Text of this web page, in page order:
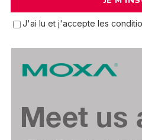
J'ai lu et j'accepte les